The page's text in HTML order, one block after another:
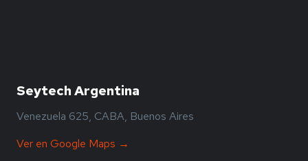
Seytech Argentina
Venezuela 625, CABA, Buenos Aires
Ver en Google Maps →